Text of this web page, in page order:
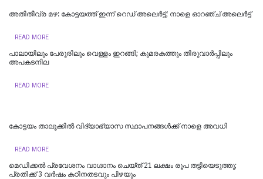
അതിതീവ്ര മഴ: കോട്ടയത്ത് ഇന്ന് റെഡ് അലെർട്ട്; നാളെ ഓറഞ്ച് അലെര്‍ട്ട്
READ MORE
പാലായിലും പേരൂരിലും വെള്ളം ഇറങ്ങി; കുമരകത്തും തിരുവാര്‍പ്പിലും
അപകടനില
READ MORE
കോട്ടയം താലൂക്കില്‍ വിദ്യാഭ്യാസ സ്ഥാപനങ്ങള്‍ക്ക് നാളെ അവധി
READ MORE
മെഡിക്കൽ പ്രവേശനം വാഗ്ദാനം ചെയ്ത് 21 ലക്ഷം രൂപ തട്ടിയെടുത്തു;
പ്രതിക്ക് 3 വർഷം കഠിനതടവും പിഴയും